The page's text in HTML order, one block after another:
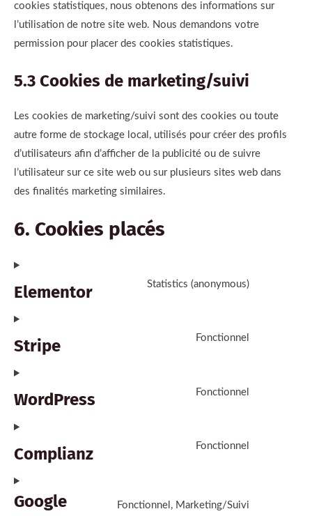
cookies statistiques, nous obtenons des informations sur
l’utilisation de notre site web. Nous demandons votre
permission pour placer des cookies statistiques.
5.3 Cookies de marketing/suivi
Les cookies de marketing/suivi sont des cookies ou toute
autre forme de stockage local, utilisés pour créer des profils
d’utilisateurs afin d’afficher de la publicité ou de suivre
l’utilisateur sur ce site web ou sur plusieurs sites web dans
des finalités marketing similaires.
6. Cookies placés
Elementor Statistics (anonymous)
Stripe Fonctionnel
WordPress Fonctionnel
Complianz Fonctionnel
Google
Fonctionnel, Marketing/Suivi